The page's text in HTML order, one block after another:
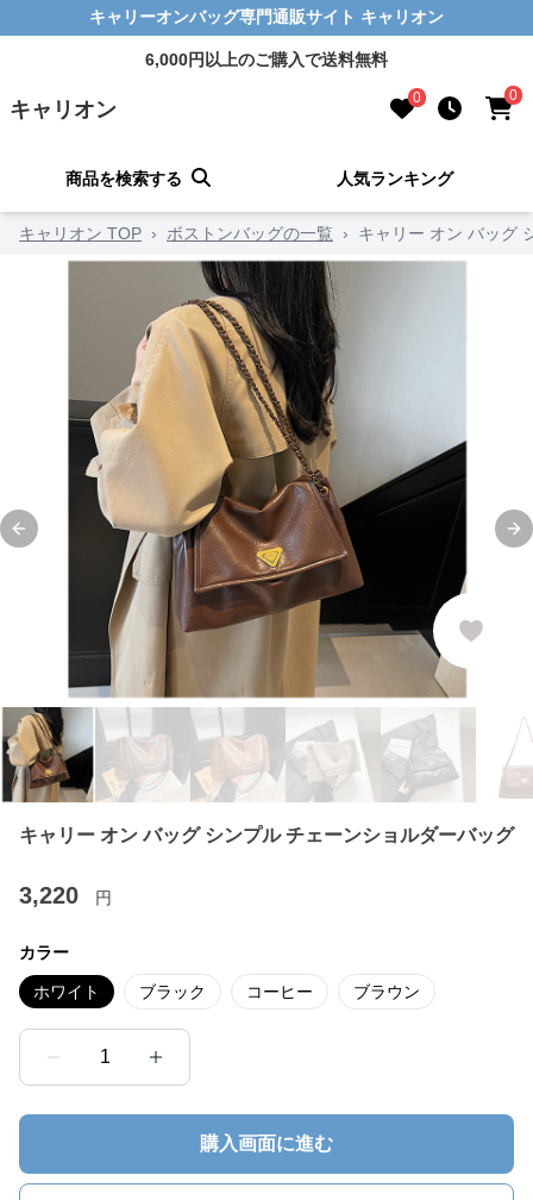
キャリーオンバッグ専門通販サイト キャリオン
6,000円以上のご購入で送料無料
キャリオン 0 0
商品を検索する 人気ランキング
キャリオン TOP › ボストンバッグの一覧 › キャリー オン バッグ
Previous slide
キャリー オン バッグ シンプル チェーンショルダーバッグ
3,220 円
カラー
ホワイト ブラック コーヒー ブラウン
1
購入画面に進む